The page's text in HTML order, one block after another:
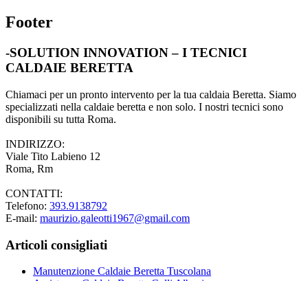
Footer
-SOLUTION INNOVATION – I TECNICI
CALDAIE BERETTA
Chiamaci per un pronto intervento per la tua caldaia Beretta. Siamo
specializzati nella caldaie beretta e non solo. I nostri tecnici sono
disponibili su tutta Roma.
INDIRIZZO:
Viale Tito Labieno 12
Roma, Rm
CONTATTI:
Telefono: 393.9138792
E-mail: maurizio.galeotti1967@gmail.com
Articoli consigliati
Manutenzione Caldaie Beretta Tuscolana